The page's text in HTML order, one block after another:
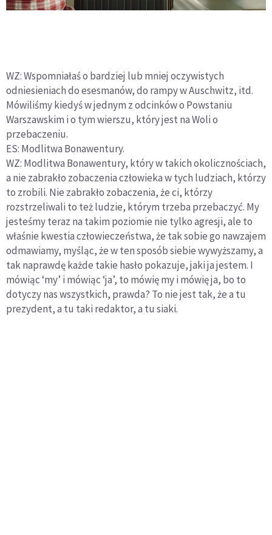
WZ: Wspomniałaś o bardziej lub mniej oczywistych
odniesieniach do esesmanów, do rampy w Auschwitz, itd.
Mówiliśmy kiedyś w jednym z odcinków o Powstaniu
Warszawskim i o tym wierszu, który jest na Woli o
przebaczeniu.
ES: Modlitwa Bonawentury.
WZ: Modlitwa Bonawentury, który w takich okolicznościach,
a nie zabrakło zobaczenia człowieka w tych ludziach, którzy
to zrobili. Nie zabrakło zobaczenia, że ci, którzy
rozstrzeliwali to też ludzie, którym trzeba przebaczyć. My
jesteśmy teraz na takim poziomie nie tylko agresji, ale to
właśnie kwestia człowieczeństwa, że tak sobie go nawzajem
odmawiamy, myśląc, że w ten sposób siebie wywyższamy, a
tak naprawdę każde takie hasło pokazuje, jaki ja jestem. I
mówiąc ‘my’ i mówiąc ‘ja’, to mówię my i mówię ja, bo to
dotyczy nas wszystkich, prawda? To nie jest tak, że a tu
prezydent, a tu taki redaktor, a tu siaki.